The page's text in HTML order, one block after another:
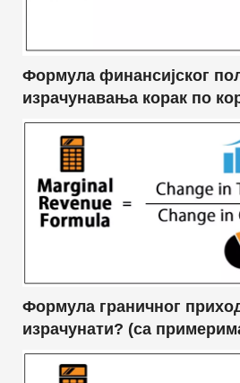
Формула финансијског
израчунавања корак по
Формула граничног
израчунати? (са